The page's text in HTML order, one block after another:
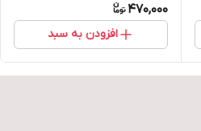
470,000
افزودن به سبد